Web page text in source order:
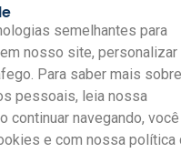
semelhantes para
nosso site, personalizar
Para saber mais sobre
pessoais, leia nossa
continuar navegando, você
e com nossa política